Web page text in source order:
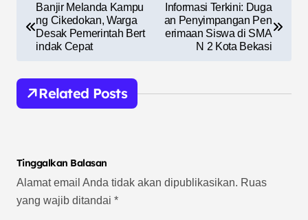
a
a
i
p
o
Banjir Melanda Kampu
ng Cikedokan, Warga
Desak Pemerintah Bert
indak Cepat
Informasi Terkini: Duga
an Penyimpangan Pen
erimaan Siswa di SMA
N 2 Kota Bekasi
Related Posts
Tinggalkan Balasan
Alamat email Anda tidak akan dipublikasikan. Ruas
yang wajib ditandai *